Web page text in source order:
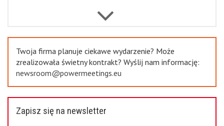
Twoja firma planuje ciekawe wydarzenie? Może
zrealizowała świetny kontrakt? Wyślij nam informację:
newsroom@powermeetings.eu
Zapisz się na newsletter